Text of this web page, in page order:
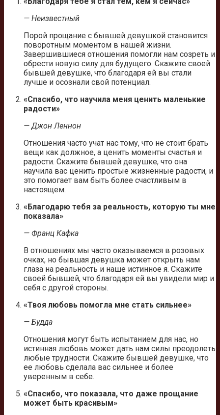
— Неизвестный
Порой прощание с бывшей девушкой становится
поворотным моментом в нашей жизни.
Завершившиеся отношения помогли нам созреть и
обрести новую силу для будущего. Скажите своей
бывшей девушке, что благодаря ей вы стали
лучше и осознали свой потенциал.
«Спасибо, что научила меня ценить маленькие
радости»
— Джон Леннон
Отношения часто учат нас тому, что не стоит брать
вещи как должное, а ценить моменты счастья и
радости. Скажите бывшей девушке, что она
научила вас ценить простые жизненные радости, и
это помогает вам быть более счастливым в
настоящем.
«Благодарю тебя за реальность, которую ты мне
показала»
— Франц Кафка
В отношениях мы часто оказываемся в розовых
очках, но бывшая девушка может открыть нам
глаза на реальность и наше истинное я. Скажите
своей бывшей, что благодаря ей вы увидели мир и
себя с другой стороны.
«Твоя любовь помогла мне стать сильнее»
— Будда
Отношения могут быть испытанием для нас, но
истинная любовь может дать нам силы преодолеть
любые трудности. Скажите бывшей девушке, что
ее любовь сделала вас сильнее и более
уверенным в себе.
«Спасибо, что показала, что даже прощание
может быть красивым»